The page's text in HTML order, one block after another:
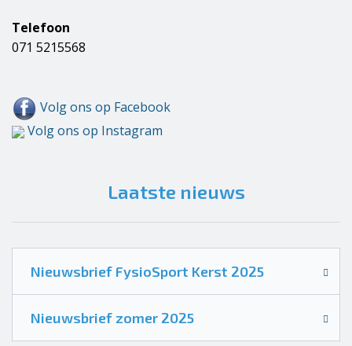
Telefoon
071 5215568
Volg ons op Facebook
Volg ons op Instagram
Laatste nieuws
Nieuwsbrief FysioSport Kerst 2025
Nieuwsbrief zomer 2025